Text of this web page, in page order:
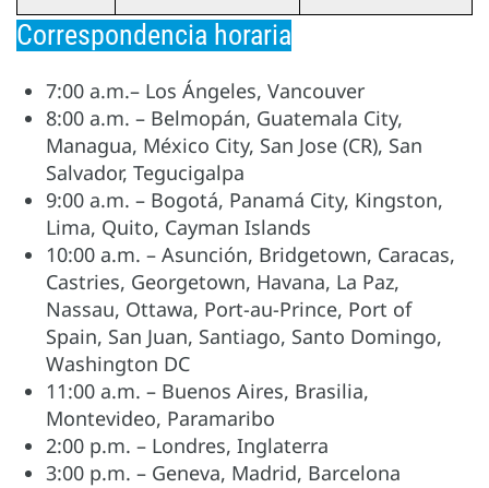
Correspondencia horaria
7:00 a.m.– Los Ángeles, Vancouver
8:00 a.m. – Belmopán, Guatemala City,
Managua, México City, San Jose (CR), San
Salvador, Tegucigalpa
9:00 a.m. – Bogotá, Panamá City, Kingston,
Lima, Quito, Cayman Islands
10:00 a.m. – Asunción, Bridgetown, Caracas,
Castries, Georgetown, Havana, La Paz,
Nassau, Ottawa, Port-au-Prince, Port of
Spain, San Juan, Santiago, Santo Domingo,
Washington DC
11:00 a.m. – Buenos Aires, Brasilia,
Montevideo, Paramaribo
2:00 p.m. – Londres, Inglaterra
3:00 p.m. – Geneva, Madrid, Barcelona